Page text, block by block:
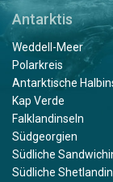
Antarktis
Weddell-Meer
Polarkreis
Antarktische
Kap Verde
Falklandinseln
Südgeorgien
Südliche
Südliche